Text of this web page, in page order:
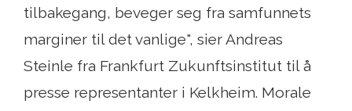
tilbakegang, beveger seg fra samfunnets
marginer til det vanlige", sier Andreas
Steinle fra Frankfurt Zukunftsinstitut til å
presse representanter i Kelkheim. Morale